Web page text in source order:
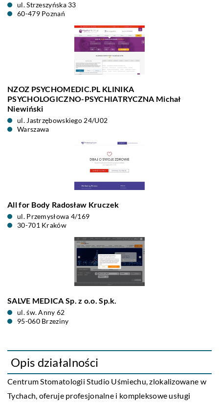
ul. Strzeszyńska 33
60-479 Poznań
NZOZ PSYCHOMEDIC.PL KLINIKA
PSYCHOLOGICZNO-PSYCHIATRYCZNA Michał
Niewiński
ul. Jastrzębowskiego 24/U02
Warszawa
All for Body Radosław Kruczek
ul. Przemysłowa 4/169
30-701 Kraków
SALVE MEDICA Sp. z o.o. Sp.k.
ul. św. Anny 62
95-060 Brzeziny
Opis działalności
Centrum Stomatologii Studio Uśmiechu, zlokalizowane w
Tychach, oferuje profesjonalne i kompleksowe usługi